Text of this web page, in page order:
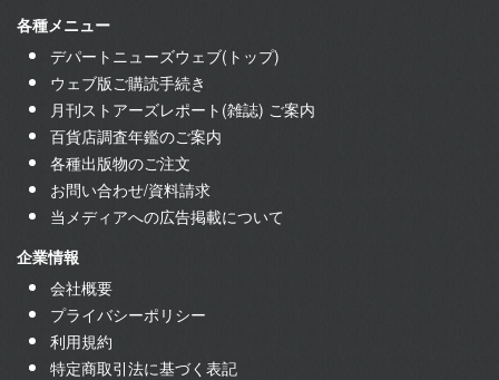
各種メニュー
デパートニューズウェブ(トップ)
ウェブ版ご購読手続き
月刊ストアーズレポート(雑誌) ご案内
百貨店調査年鑑のご案内
各種出版物のご注文
お問い合わせ/資料請求
当メディアへの広告掲載について
企業情報
会社概要
プライバシーポリシー
利用規約
特定商取引法に基づく表記